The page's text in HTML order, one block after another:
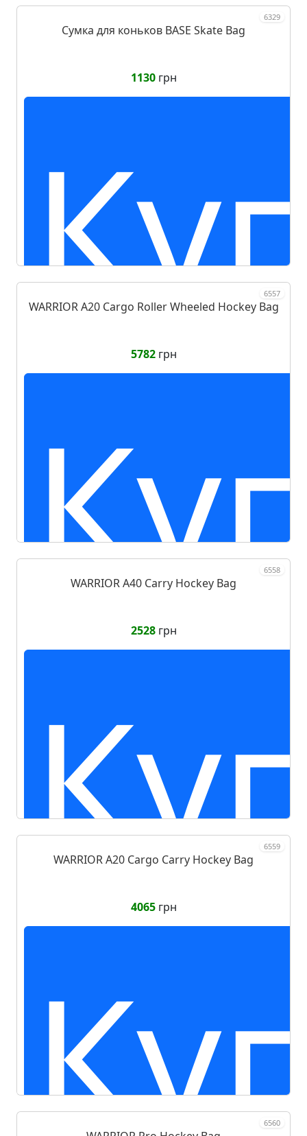
6329
Сумка для коньков BASE Skate Bag
1130грн
6557
WARRIOR A20 Cargo Roller Wheeled Hockey Bag
5782грн
6558
WARRIOR A40 Carry Hockey Bag
2528грн
6559
WARRIOR A20 Cargo Carry Hockey Bag
4065грн
6560